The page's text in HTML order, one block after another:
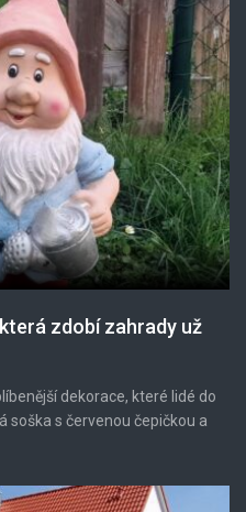
zdobí zahrady už
dekorace, které lidé do
soška s červenou čepičkou a